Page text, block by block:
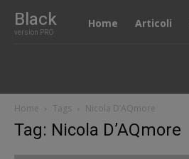
Black
version PRO
Home Articoli
Home Tags Nicola D’AQmore
Tag: Nicola D’AQmore